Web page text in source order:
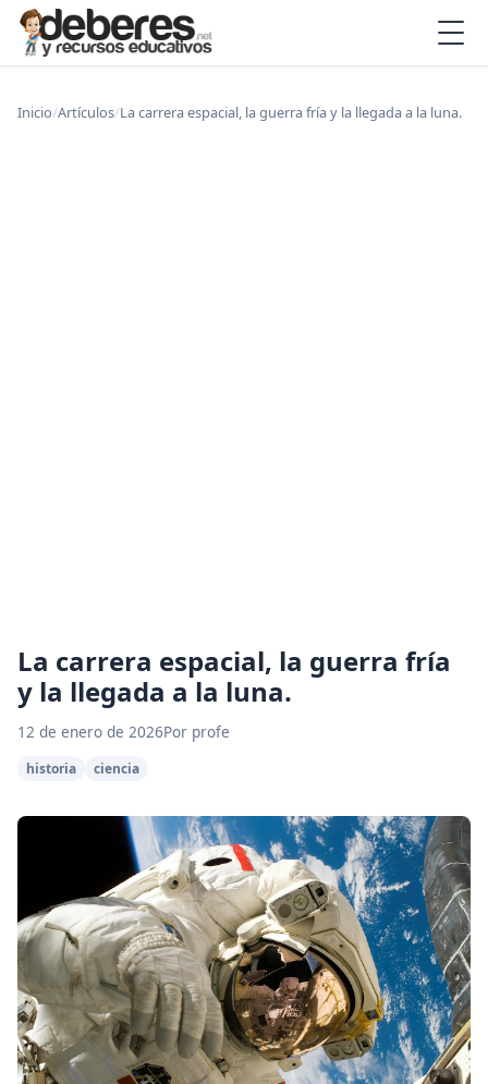
Inicio/Artículos/La carrera espacial, la guerra fría y la llegada a la luna.
La carrera espacial, la guerra fría
y la llegada a la luna.
12 de enero de 2026Por profe
historia ciencia